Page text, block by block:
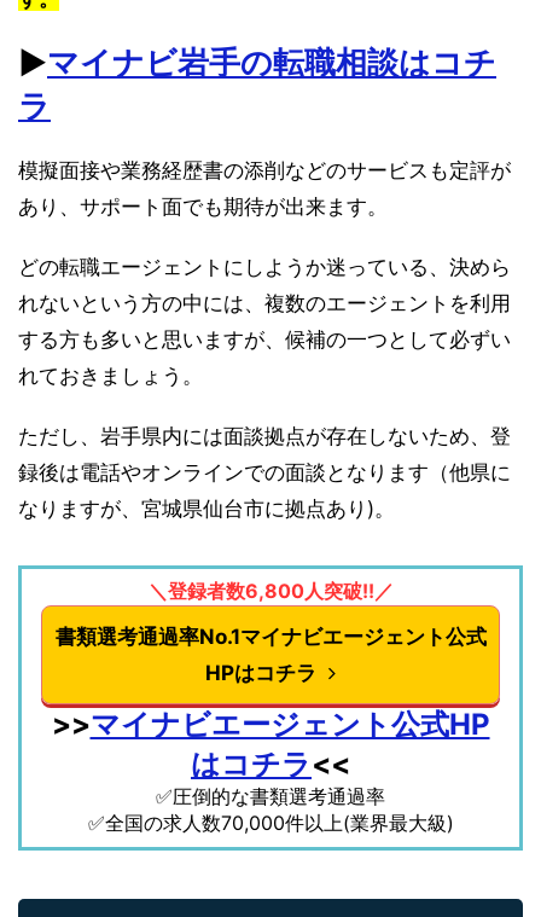
▶︎マイナビ岩手の転職相談はコチ
ラ
模擬面接や業務経歴書の添削などのサービスも定評が
あり、サポート面でも期待が出来ます。
どの転職エージェントにしようか迷っている、決めら
れないという方の中には、複数のエージェントを利用
する方も多いと思いますが、候補の一つとして必ずい
れておきましょう。
ただし、岩手県内には面談拠点が存在しないため、登
録後は電話やオンラインでの面談となります（他県に
なりますが、宮城県仙台市に拠点あり)。
＼登録者数6,800人突破!!／
書類選考通過率No.1マイナビエージェント公式
HPはコチラ
>>マイナビエージェント公式HP
はコチラ <<
✅圧倒的な書類選考通過率
✅全国の求人数70,000件以上(業界最大級)